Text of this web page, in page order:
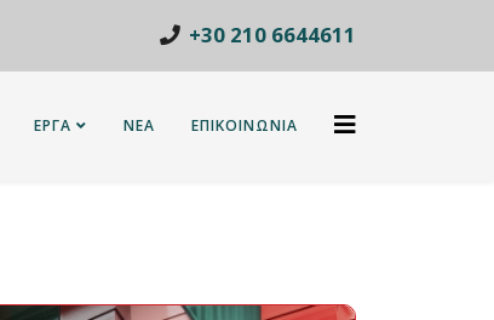
+30 210 6644611
ΕΡΓΑ ΝΕΑ ΕΠΙΚΟΙΝΩΝΙΑ